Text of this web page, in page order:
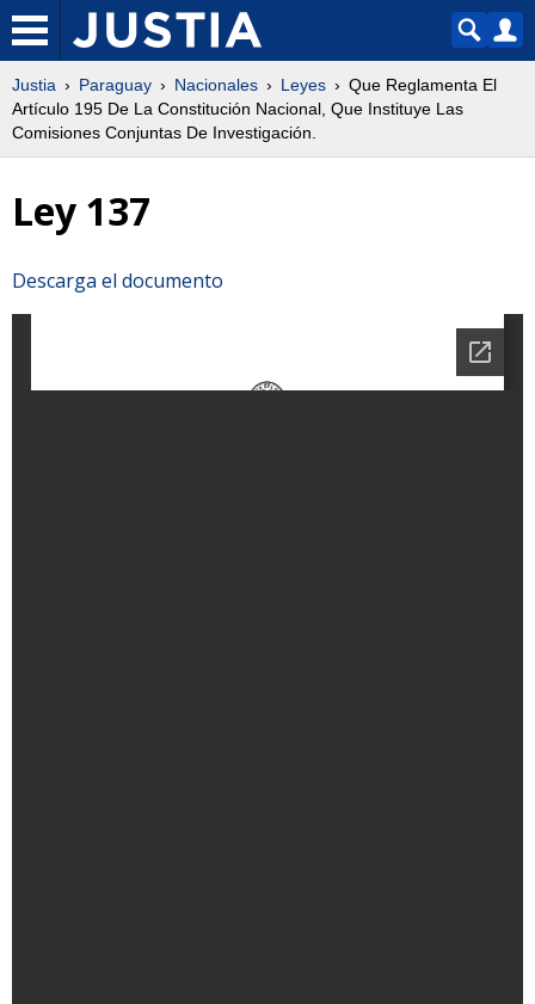
Justia Paraguay Nacionales Leyes
Que Reglamenta El
Artículo 195 De La Constitución Nacional, Que Instituye Las
Comisiones Conjuntas De Investigación.
Ley 137
Descarga el documento